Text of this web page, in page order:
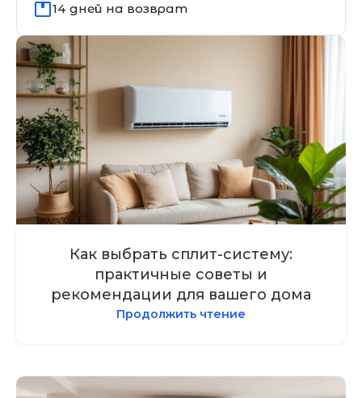
14 дней на возврат
Как выбрать сплит-систему:
практичные советы и
рекомендации для вашего дома
Продолжить чтение